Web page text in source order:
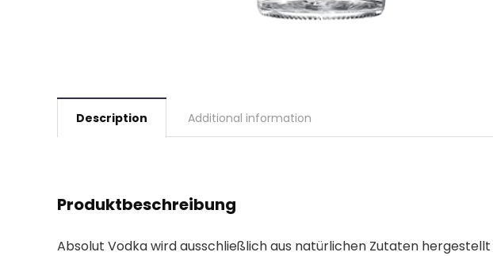
Description Additional information
Produktbeschreibung
Absolut Vodka wird ausschließlich aus natürlichen Zutaten